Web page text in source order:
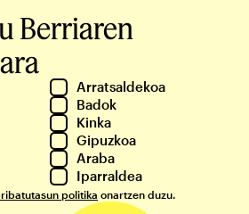
Berriaren
Arratsaldekoa
Badok
Kinka
Gipuzkoa
Araba
Iparraldea
politika onartzen duzu.